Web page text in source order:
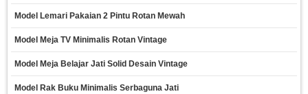
Model Lemari Pakaian 2 Pintu Rotan Mewah
Model Meja TV Minimalis Rotan Vintage
Model Meja Belajar Jati Solid Desain Vintage
Model Rak Buku Minimalis Serbaguna Jati